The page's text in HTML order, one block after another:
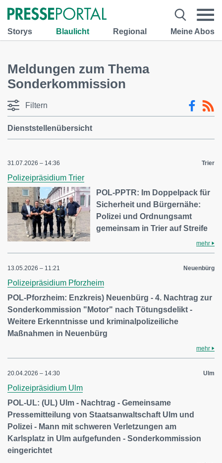
Storys Blaulicht Regional Meine Abos
Meldungen zum Thema
Sonderkommission
Filtern
Dienststellenübersicht
31.07.2026 – 14:36 Trier
Polizeipräsidium Trier
POL-PPTR: Im Doppelpack für
Sicherheit und Bürgernähe:
Polizei und Ordnungsamt
gemeinsam in Trier auf Streife
mehr
13.05.2026 – 11:21 Neuenbürg
Polizeipräsidium Pforzheim
POL-Pforzheim: Enzkreis) Neuenbürg - 4. Nachtrag zur
Sonderkommission "Motor" nach Tötungsdelikt -
Weitere Erkenntnisse und kriminalpolizeiliche
Maßnahmen in Neuenbürg
mehr
20.04.2026 – 14:30 Ulm
Polizeipräsidium Ulm
POL-UL: (UL) Ulm - Nachtrag - Gemeinsame
Pressemitteilung von Staatsanwaltschaft Ulm und
Polizei - Mann mit schweren Verletzungen am
Karlsplatz in Ulm aufgefunden - Sonderkommission
eingerichtet